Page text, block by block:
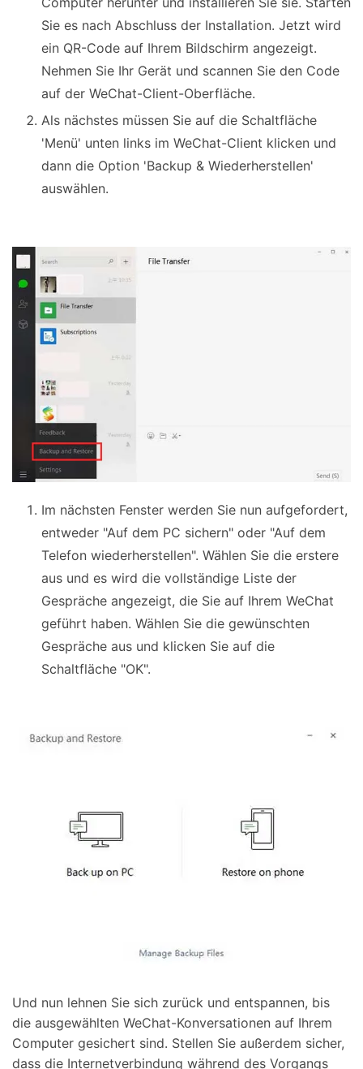
Sie es nach Abschluss der Installation. Jetzt wird
ein QR-Code auf Ihrem Bildschirm angezeigt.
Nehmen Sie Ihr Gerät und scannen Sie den Code
auf der WeChat-Client-Oberfläche.
Als nächstes müssen Sie auf die Schaltfläche
'Menü' unten links im WeChat-Client klicken und
dann die Option 'Backup & Wiederherstellen'
auswählen.
Im nächsten Fenster werden Sie nun aufgefordert,
entweder "Auf dem PC sichern" oder "Auf dem
Telefon wiederherstellen". Wählen Sie die erstere
aus und es wird die vollständige Liste der
Gespräche angezeigt, die Sie auf Ihrem WeChat
geführt haben. Wählen Sie die gewünschten
Gespräche aus und klicken Sie auf die
Schaltfläche "OK".
Und nun lehnen Sie sich zurück und entspannen, bis
die ausgewählten WeChat-Konversationen auf Ihrem
Computer gesichert sind. Stellen Sie außerdem sicher,
dass die Internetverbindung während des Vorgangs